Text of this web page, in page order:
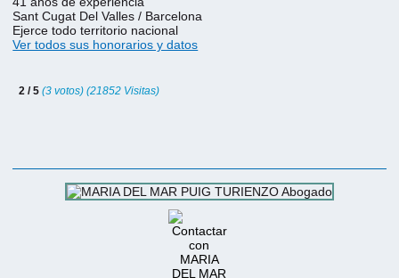
Sant Cugat Del Valles / Barcelona
Ejerce todo territorio nacional
Ver todos sus honorarios y datos
2 / 5(3 votos) (21852 Visitas)